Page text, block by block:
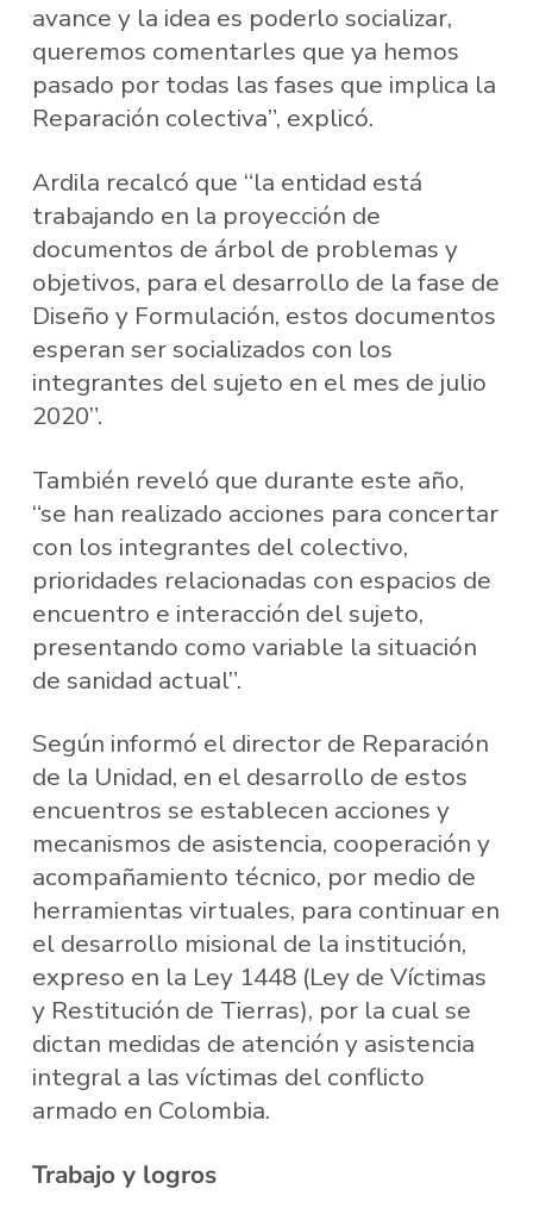
avance y la idea es poderlo socializar,
queremos comentarles que ya hemos
pasado por todas las fases que implica la
Reparación colectiva”, explicó.
Ardila recalcó que “la entidad está
trabajando en la proyección de
documentos de árbol de problemas y
objetivos, para el desarrollo de la fase de
Diseño y Formulación, estos documentos
esperan ser socializados con los
integrantes del sujeto en el mes de julio
2020”.
También reveló que durante este año,
“se han realizado acciones para concertar
con los integrantes del colectivo,
prioridades relacionadas con espacios de
encuentro e interacción del sujeto,
presentando como variable la situación
de sanidad actual”.
Según informó el director de Reparación
de la Unidad, en el desarrollo de estos
encuentros se establecen acciones y
mecanismos de asistencia, cooperación y
acompañamiento técnico, por medio de
herramientas virtuales, para continuar en
el desarrollo misional de la institución,
expreso en la Ley 1448 (Ley de Víctimas
y Restitución de Tierras), por la cual se
dictan medidas de atención y asistencia
integral a las víctimas del conflicto
armado en Colombia.
Trabajo y logros